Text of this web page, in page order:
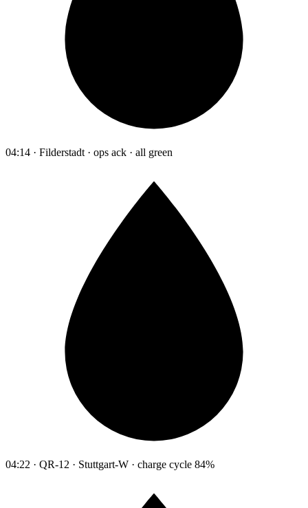
04:14 · Filderstadt · ops ack · all green
04:22 · QR-12 · Stuttgart-W · charge cycle 84%